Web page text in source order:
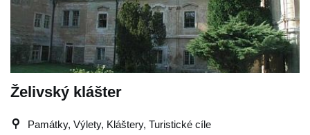
Želivský klášter
Památky, Výlety, Kláštery, Turistické cíle